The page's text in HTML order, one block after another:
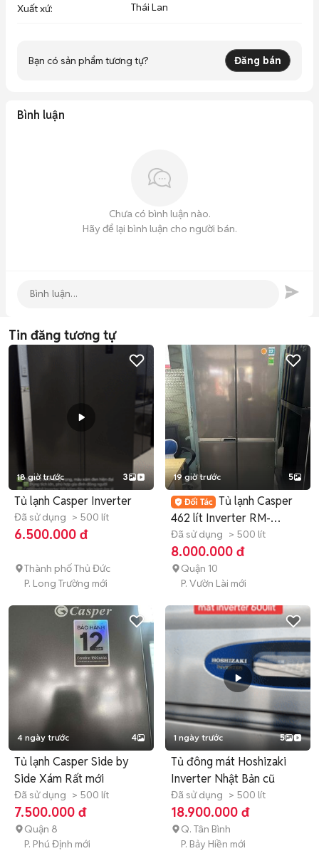
Xuất xứ: Thái Lan
Bạn có sản phẩm tương tự? Đăng bán
Bình luận
Chưa có bình luận nào.
Hãy để lại bình luận cho người bán.
Tin đăng tương tự
18 giờ trước 3
Tủ lạnh Casper Inverter
Đã sử dụng > 500 lít
6.500.000 đ
Thành phố Thủ Đức
P. Long Trường mới
19 giờ trước 5
Tủ lạnh Casper
462 lít Inverter RM-
520VT ,Freeship
Đã sử dụng > 500 lít
8.000.000 đ
Quận 10
P. Vườn Lài mới
4 ngày trước 4
Tủ lạnh Casper Side by
Side Xám Rất mới
Đã sử dụng > 500 lít
7.500.000 đ
Quận 8
P. Phú Định mới
1 ngày trước 5
Tủ đông mát Hoshizaki
Inverter Nhật Bản cũ
Đã sử dụng > 500 lít
18.900.000 đ
Q. Tân Bình
P. Bảy Hiền mới